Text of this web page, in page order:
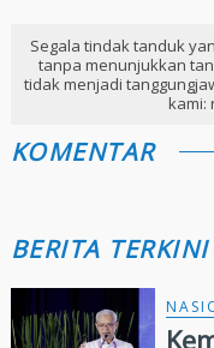
Segala tindak tanduk
tanpa menunjukkan
tidak menjadi
kami:
KOMENTAR
BERITA TERKINI